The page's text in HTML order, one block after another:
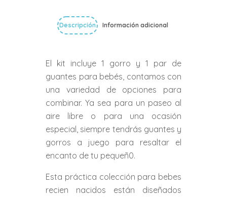
Descripción Información adicional
El kit incluye 1 gorro y 1 par de
guantes para bebés, contamos con
una variedad de opciones para
combinar. Ya sea para un paseo al
aire libre o para una ocasión
especial, siempre tendrás guantes y
gorros a juego para resaltar el
encanto de tu pequeñ0.
Esta práctica colección para bebes
recien nacidos están diseñados